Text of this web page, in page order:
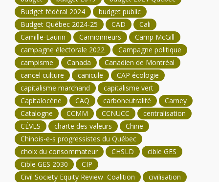
Budget fédéral 2024
budget public
Budget Québec 2024-25
CAD
Cali
Camille-Laurin
Camionneurs
Camp McGill
campagne électorale 2022
Campagne politique
campisme
Canada
Canadien de Montréal
cancel culture
canicule
CAP écologie
capitalisme marchand
capitalisme vert
Capitalocène
CAQ carboneutralité
Carney
Catalogne
CCMM CCNUCC
centralisation
CÉVES
charte des valeurs
Chine
Chinois-e-s progressistes du Québec
choix du consommateur
CHSLD
cible GES
Cible GES 2030
CIP
Civil Society Equity Review Coalition
civilisation